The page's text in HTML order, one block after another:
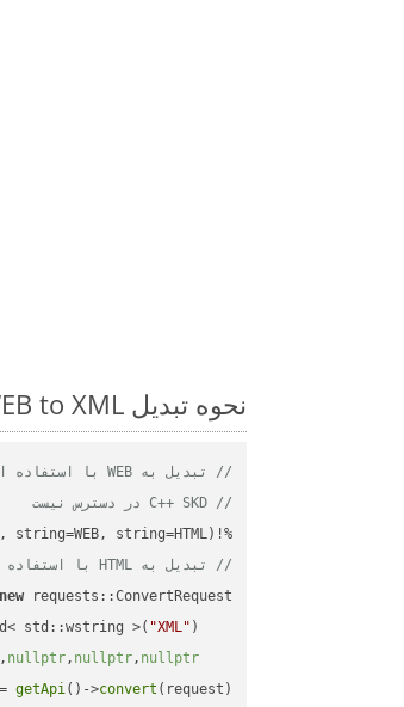
نحوه تبدیل WEB to XML در C++: مثال کد گام به گام
// تبدیل به WEB با استفاده از Aspose.PDF
// C++ SKD در دسترس نیست
%!(EXTRA string=HTML, string=WEB, string=HTML)
// تبدیل به HTML با استفاده از Aspose.Cells
new
"XML"
    requestFile,
nullptr, nullptr, nullptr
getApi()->convert (request);